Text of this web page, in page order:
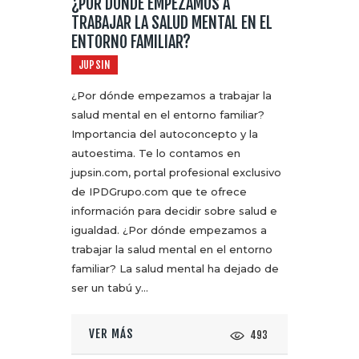
TRABAJAR LA SALUD MENTAL EN EL
ENTORNO FAMILIAR?
JUPSIN
¿Por dónde empezamos a trabajar la
salud mental en el entorno familiar?
Importancia del autoconcepto y la
autoestima. Te lo contamos en
jupsin.com, portal profesional exclusivo
de IPDGrupo.com que te ofrece
información para decidir sobre salud e
igualdad. ¿Por dónde empezamos a
trabajar la salud mental en el entorno
familiar? La salud mental ha dejado de
ser un tabú y…
VER MÁS 493